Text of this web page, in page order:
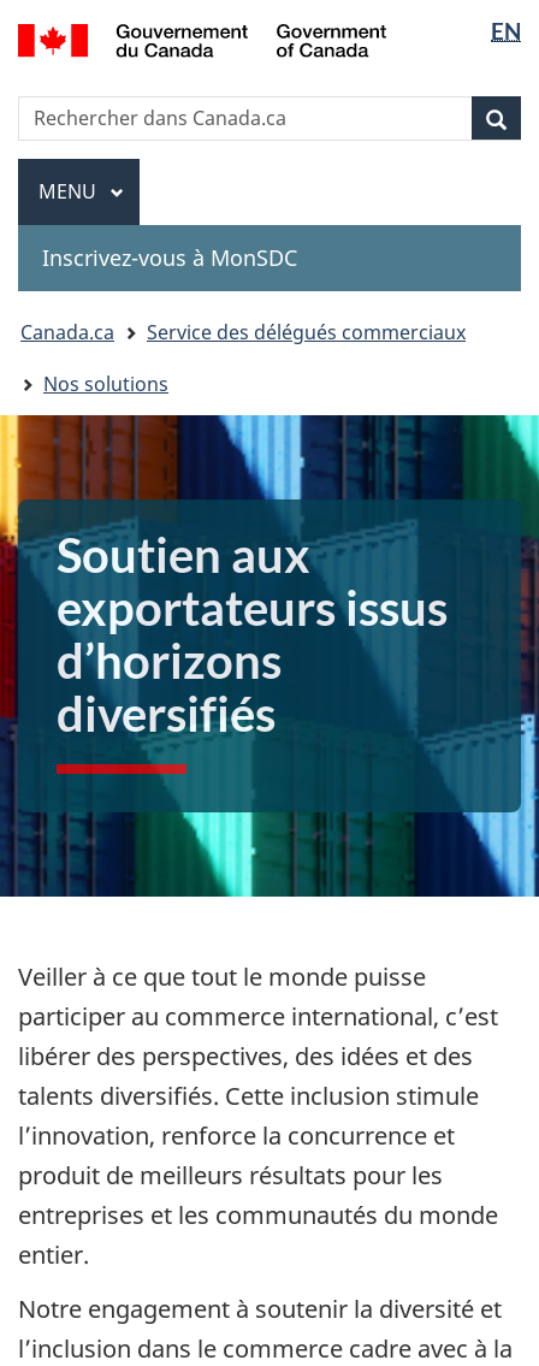
Passer
au
principal
Passer
à
Au
sujet
»
Passer
à
version
HTML
la
langue
EN
Government
Recherche
Rechercher
dans
Canada.ca
Menu
MENU PRINCIPAL
Inscrivez-vous à MonSDC
You
here:
Canada.ca
Service des délégués commerciaux
Nos solutions
Soutien aux
exportateurs issus
d’horizons
diversifiés
Veiller à ce que tout le monde puisse
participer au commerce international, c’est
libérer des perspectives, des idées et des
talents diversifiés. Cette inclusion stimule
l’innovation, renforce la concurrence et
produit de meilleurs résultats pour les
entreprises et les communautés du monde
entier.
Notre engagement à soutenir la diversité et
l’inclusion dans le commerce cadre avec à la